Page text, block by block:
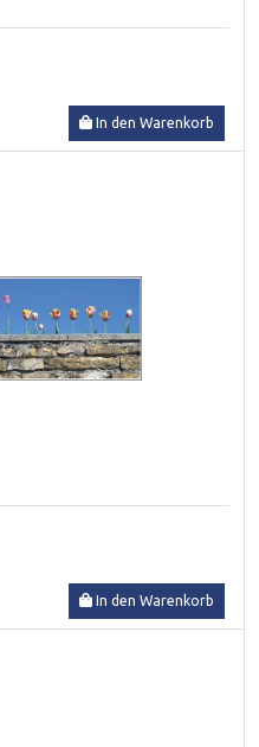
In den Warenkorb
In den Warenkorb